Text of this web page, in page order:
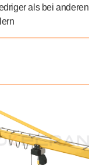
als bei anderen